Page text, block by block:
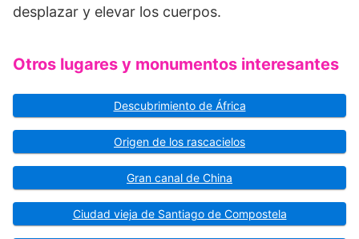
despla­zar y elevar los cuerpos.
Otros lugares y monumentos interesantes
Descubrimiento de África
Origen de los rascacielos
Gran canal de China
Ciudad vieja de Santiago de Compostela